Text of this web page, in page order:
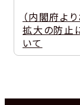
（内閣府よ
拡大の防止
いて